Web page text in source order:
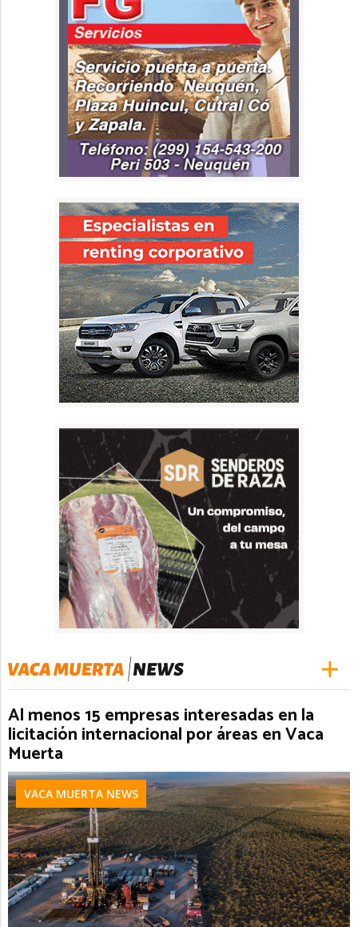
Al menos 15 empresas interesadas en la
licitación internacional por áreas en Vaca
Muerta
VACA MUERTA NEWS